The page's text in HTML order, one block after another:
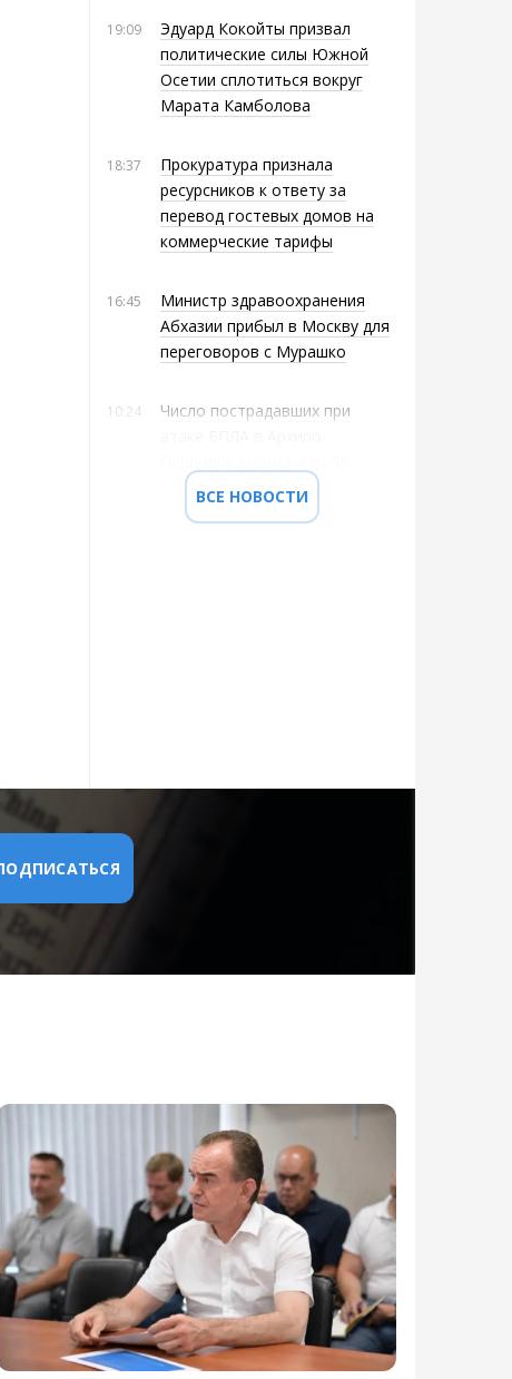
19:09
Эдуард Кокойты призвал
политические силы Южной
Осетии сплотиться вокруг
Марата Камболова
18:37
Прокуратура признала
ресурсников к ответу за
перевод гостевых домов на
коммерческие тарифы
16:45
Министр здравоохранения
Абхазии прибыл в Москву для
переговоров с Мурашко
10:24
Число пострадавших при
ВСЕ НОВОСТИ